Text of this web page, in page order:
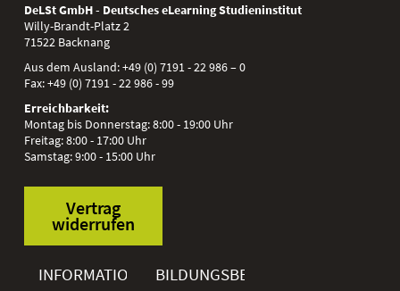
DeLSt GmbH - Deutsches eLearning Studieninstitut
Willy-Brandt-Platz 2
71522 Backnang
Aus dem Ausland:+49 (0) 7191 - 22 986 – 0
Fax:+49 (0) 7191 - 22 986 - 99
Erreichbarkeit:
Montag bis Donnerstag: 8:00 - 19:00 Uhr
Freitag: 8:00 - 17:00 Uhr
Samstag: 9:00 - 15:00 Uhr
Vertrag
widerrufen
INFORMATIONENBILDUNGSBEREICHE